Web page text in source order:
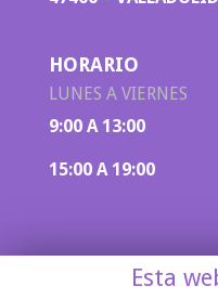
HORARIO
LUNES A VIERNES
9:00 A 13:00
15:00 A 19:00
Esta